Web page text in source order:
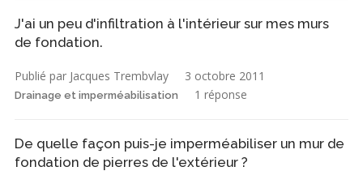
J'ai un peu d'infiltration à l'intérieur sur mes murs
de fondation.
Publié par Jacques Trembvlay 3 octobre 2011
Drainage et imperméabilisation 1 réponse
De quelle façon puis-je imperméabiliser un mur de
fondation de pierres de l'extérieur ?